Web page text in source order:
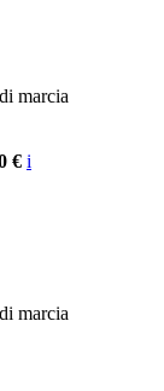
marcia
€ i
marcia